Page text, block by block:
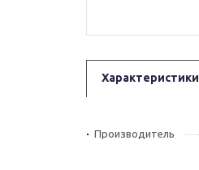
Характеристики
Производитель